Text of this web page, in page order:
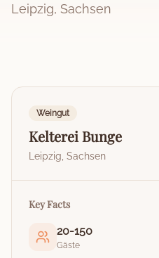
Leipzig, Sachsen
Weingut
Kelterei Bunge
Leipzig Sachsen
Key Facts
20-150
Gäste